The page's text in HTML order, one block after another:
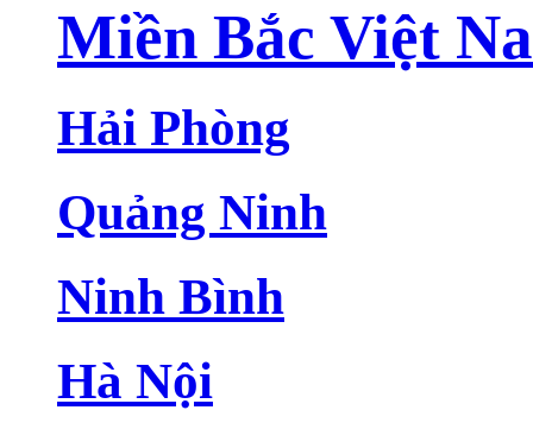
Miền Bắc Việt
Hải Phòng
Quảng Ninh
Ninh Bình
Hà Nội